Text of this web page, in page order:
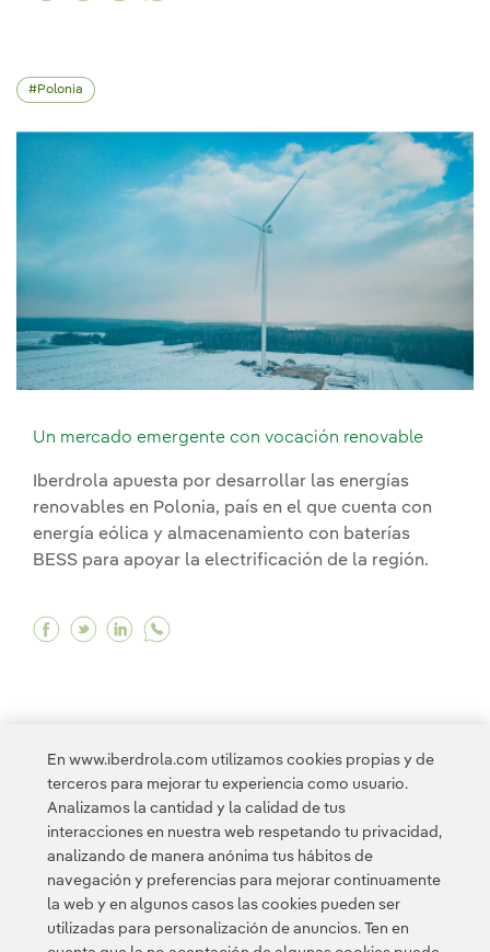
Polonia
Un mercado emergente con vocación renovable
Iberdrola apuesta por desarrollar las energías
renovables en Polonia, país en el que cuenta con
energía eólica y almacenamiento con baterías
BESS para apoyar la electrificación de la región.
Facebook Un mercado emergente con
Twitter Un mercado emergente con
Linkedin Un mercado emergente con
1 2 3 ... 10 11 >
En www.iberdrola.com utilizamos cookies propias y de
terceros para mejorar tu experiencia como usuario.
Analizamos la cantidad y la calidad de tus
interacciones en nuestra web respetando tu privacidad,
analizando de manera anónima tus hábitos de
navegación y preferencias para mejorar continuamente
la web y en algunos casos las cookies pueden ser
utilizadas para personalización de anuncios. Ten en